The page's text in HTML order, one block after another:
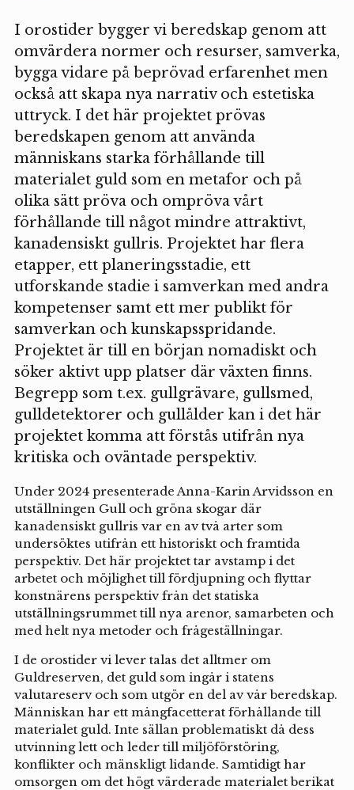
I orostider bygger vi beredskap genom att
omvärdera normer och resurser, samverka,
bygga vidare på beprövad erfarenhet men
också att skapa nya narrativ och estetiska
uttryck. I det här projektet prövas
beredskapen genom att använda
människans starka förhållande till
materialet guld som en metafor och på
olika sätt pröva och ompröva vårt
förhållande till något mindre attraktivt,
kanadensiskt gullris. Projektet har flera
etapper, ett planeringsstadie, ett
utforskande stadie i samverkan med andra
kompetenser samt ett mer publikt för
samverkan och kunskapsspridande.
Projektet är till en början nomadiskt och
söker aktivt upp platser där växten finns.
Begrepp som t.ex. gullgrävare, gullsmed,
gulldetektorer och gullålder kan i det här
projektet komma att förstås utifrån nya
kritiska och oväntade perspektiv.
Under 2024 presenterade Anna-Karin Arvidsson en
utställningen Gull och gröna skogar där
kanadensiskt gullris var en av två arter som
undersöktes utifrån ett historiskt och framtida
perspektiv. Det här projektet tar avstamp i det
arbetet och möjlighet till fördjupning och flyttar
konstnärens perspektiv från det statiska
utställningsrummet till nya arenor, samarbeten och
med helt nya metoder och frågeställningar.
I de orostider vi lever talas det alltmer om
Guldreserven, det guld som ingår i statens
valutareserv och som utgör en del av vår beredskap.
Människan har ett mångfacetterat förhållande till
materialet guld. Inte sällan problematiskt då dess
utvinning lett och leder till miljöförstöring,
konflikter och mänskligt lidande. Samtidigt har
omsorgen om det högt värderade materialet berikat